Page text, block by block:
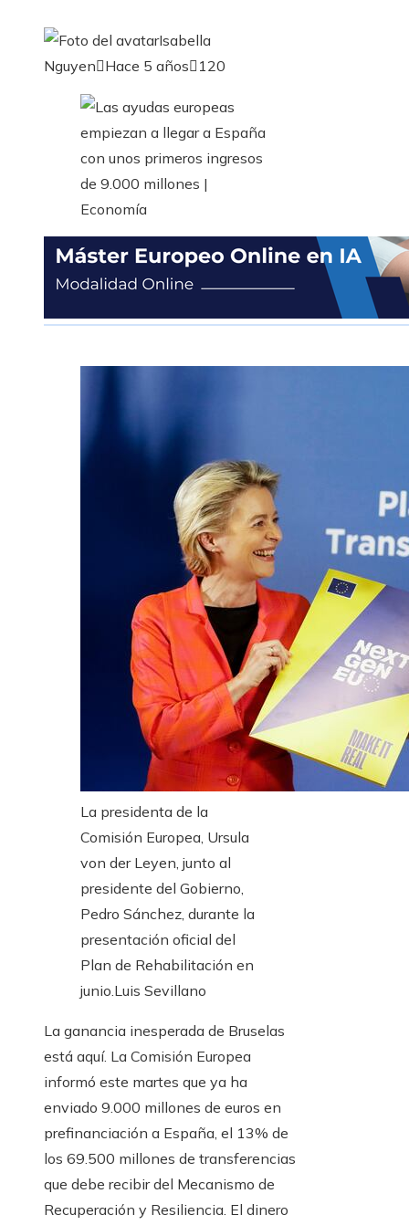
Isabella
Nguyen Hace 5 años 120
La presidenta de la
Comisión Europea, Ursula
von der Leyen, junto al
presidente del Gobierno,
Pedro Sánchez, durante la
presentación oficial del
Plan de Rehabilitación en
junio.Luis Sevillano
La ganancia inesperada de Bruselas
está aquí. La Comisión Europea
informó este martes que ya ha
enviado 9.000 millones de euros en
prefinanciación a España, el 13% de
los 69.500 millones de transferencias
que debe recibir del Mecanismo de
Recuperación y Resiliencia. El dinero